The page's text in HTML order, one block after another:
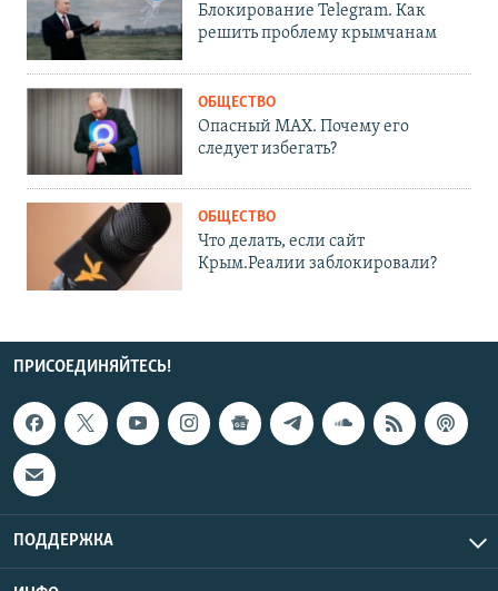
Блокирование Telegram. Как
решить проблему крымчанам
ОБЩЕСТВО
Опасный MAX. Почему его
следует избегать?
ОБЩЕСТВО
Что делать, если сайт
Крым.Реалии заблокировали?
ПРИСОЕДИНЯЙТЕСЬ!
ПОДДЕРЖКА